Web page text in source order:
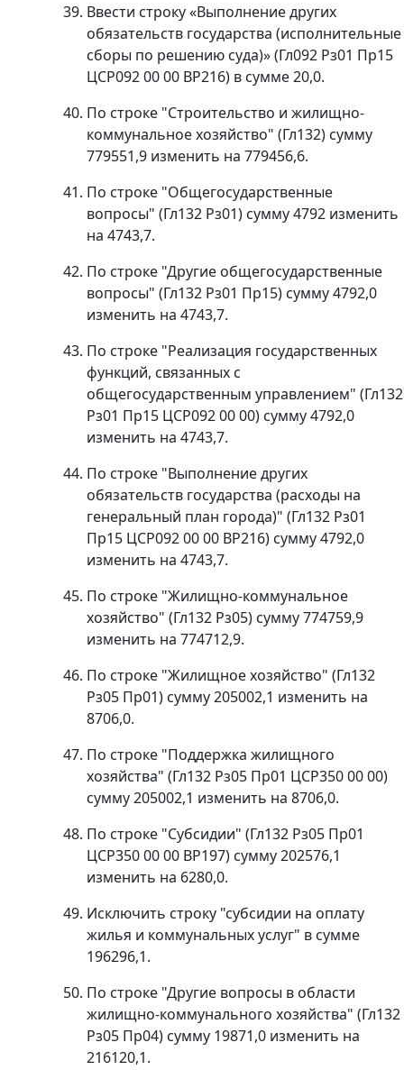
Ввести строку «Выполнение других
обязательств государства (исполнительные
сборы по решению суда)» (Гл092 Рз01 Пр15
ЦСР092 00 00 ВР216) в сумме 20,0.
По строке "Строительство и жилищно-
коммунальное хозяйство" (Гл132) сумму
779551,9 изменить на 779456,6.
По строке "Общегосударственные
вопросы" (Гл132 Рз01) сумму 4792 изменить
на 4743,7.
По строке "Другие общегосударственные
вопросы" (Гл132 Рз01 Пр15) сумму 4792,0
изменить на 4743,7.
По строке "Реализация государственных
функций, связанных с
общегосударственным управлением" (Гл132
Рз01 Пр15 ЦСР092 00 00) сумму 4792,0
изменить на 4743,7.
По строке "Выполнение других
обязательств государства (расходы на
генеральный план города)" (Гл132 Рз01
Пр15 ЦСР092 00 00 ВР216) сумму 4792,0
изменить на 4743,7.
По строке "Жилищно-коммунальное
хозяйство" (Гл132 Рз05) сумму 774759,9
изменить на 774712,9.
По строке "Жилищное хозяйство" (Гл132
Рз05 Пр01) сумму 205002,1 изменить на
8706,0.
По строке "Поддержка жилищного
хозяйства" (Гл132 Рз05 Пр01 ЦСР350 00 00)
сумму 205002,1 изменить на 8706,0.
По строке "Субсидии" (Гл132 Рз05 Пр01
ЦСР350 00 00 ВР197) сумму 202576,1
изменить на 6280,0.
Исключить строку "субсидии на оплату
жилья и коммунальных услуг" в сумме
196296,1.
По строке "Другие вопросы в области
жилищно-коммунального хозяйства" (Гл132
Рз05 Пр04) сумму 19871,0 изменить на
216120,1.